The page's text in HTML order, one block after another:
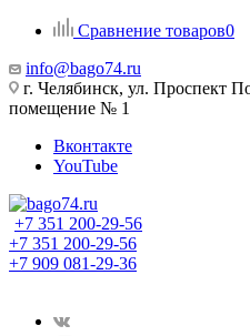
Сравнение товаров0
info@bago74.ru
г. Челябинск, ул. Проспект
помещение № 1
Вконтакте
YouTube
+7 351 200-29-56
+7 351 200-29-56
+7 909 081-29-36